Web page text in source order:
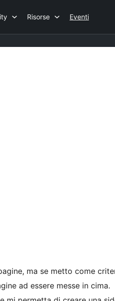
Risorse Eventi
ma se metto come
ad essere messe in cima.